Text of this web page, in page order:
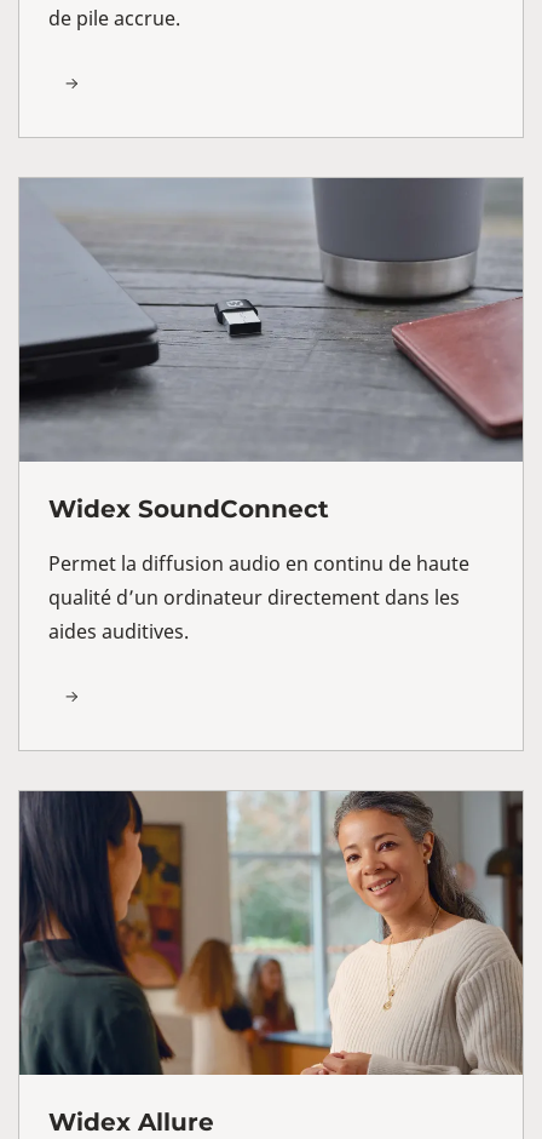
de pile accrue.
Widex SoundConnect
Permet la diffusion audio en continu de haute
qualité d’un ordinateur directement dans les
aides auditives.
Widex Allure